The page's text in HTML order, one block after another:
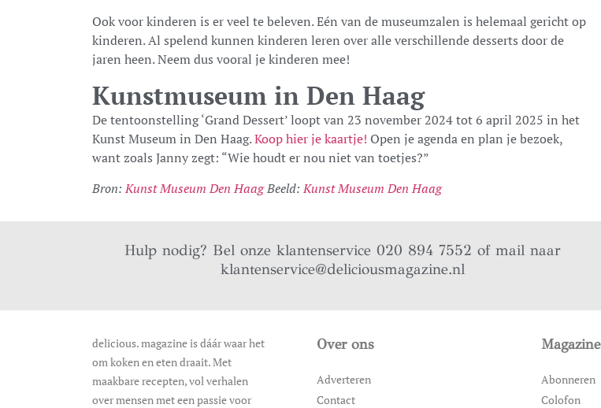
Ook voor kinderen is er veel te beleven. Eén van de museumzalen is helemaal gericht op
kinderen. Al spelend kunnen kinderen leren over alle verschillende desserts door de
jaren heen. Neem dus vooral je kinderen mee!
Kunstmuseum in Den Haag
De tentoonstelling ‘Grand Dessert’ loopt van 23 november 2024 tot 6 april 2025 in het
Kunst Museum in Den Haag.Koop hier je kaartje! Open je agenda en plan je bezoek,
want zoals Janny zegt: “Wie houdt er nou niet van toetjes?”
Bron:Kunst Museum Den HaagBeeld:Kunst Museum Den Haag
Hulp nodig? Bel onze klantenservice 020 894 7552 of mail naar
klantenservice@deliciousmagazine.nl
delicious. magazine is dáár waar het
om koken en eten draait. Met
maakbare recepten, vol verhalen
over mensen met een passie voor
Over ons
Adverteren
Contact
Magazine
Abonneren
Colofon